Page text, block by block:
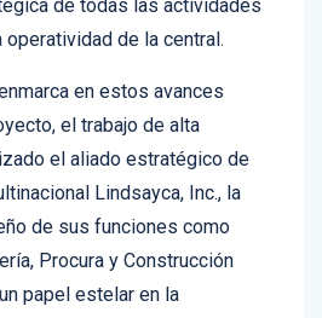
operatividad de la central.
el trabajo de alta
el aliado estratégico de
Lindsayca, Inc., la
de sus funciones como
Procura y Construcción
papel estelar en la
de construcción,